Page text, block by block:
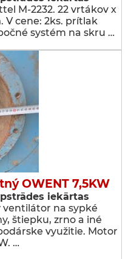
M-2232. 22 vrtákov x
V cene: 2ks. prítlak
systém na skru …
OWENT 7,5KW
iekārtas
na sypké
štiepku, zrno a iné
využitie. Motor
…